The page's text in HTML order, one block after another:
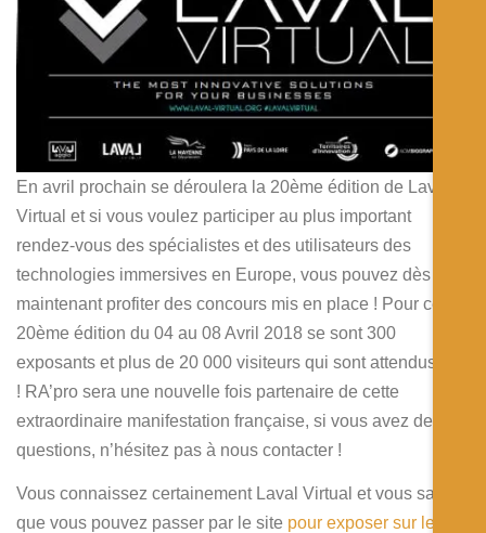
En avril prochain se déroulera la 20ème édition de Laval
Virtual et si vous voulez participer au plus important
rendez-vous des spécialistes et des utilisateurs des
technologies immersives en Europe, vous pouvez dès
maintenant profiter des concours mis en place ! Pour cette
20ème édition du 04 au 08 Avril 2018 se sont 300
exposants et plus de 20 000 visiteurs qui sont attendus
! RA’pro sera une nouvelle fois partenaire de cette
extraordinaire manifestation française, si vous avez des
questions, n’hésitez pas à nous contacter !
Vous connaissez certainement Laval Virtual et vous savez
que vous pouvez passer par le site pour exposer sur le